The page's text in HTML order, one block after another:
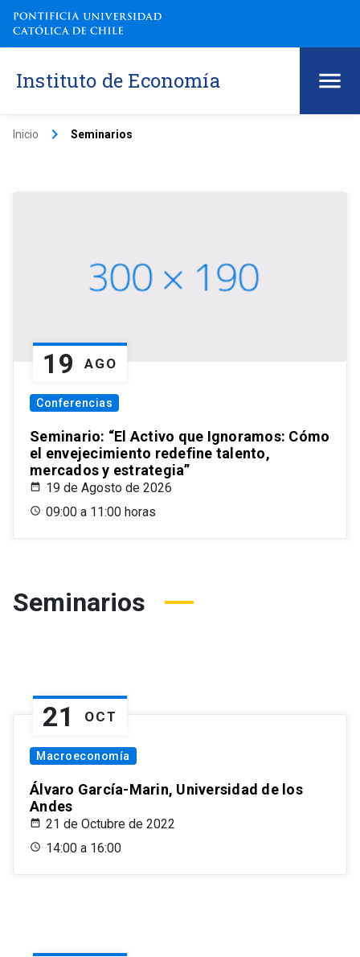
Instituto de Economía
Inicio keyboard_arrow_right Seminarios
19 AGO
Conferencias
Seminario: “El Activo que Ignoramos: Cómo
el envejecimiento redefine talento,
mercados y estrategia”
19 de Agosto de 2026
09:00 a 11:00 horas
Seminarios
21 OCT
Macroeconomía
Álvaro García-Marin, Universidad de los
Andes
21 de Octubre de 2022
14:00 a 16:00